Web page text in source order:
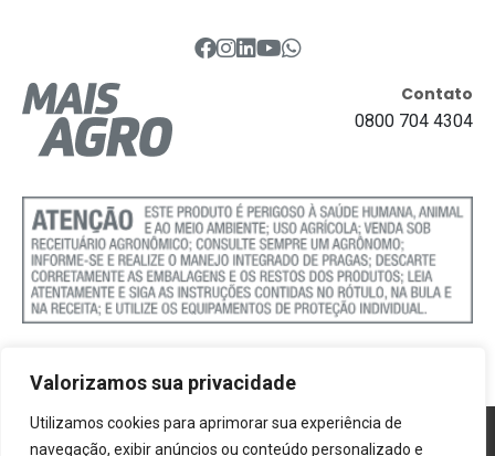
Valorizamos sua privacidade
Utilizamos cookies para aprimorar sua experiência de
navegação, exibir anúncios ou conteúdo personalizado e
Contato
0800 704 4304
Política de Cookies